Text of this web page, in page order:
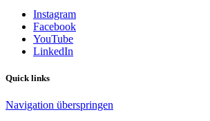
Instagram
Facebook
YouTube
LinkedIn
Quick links
Navigation überspringen